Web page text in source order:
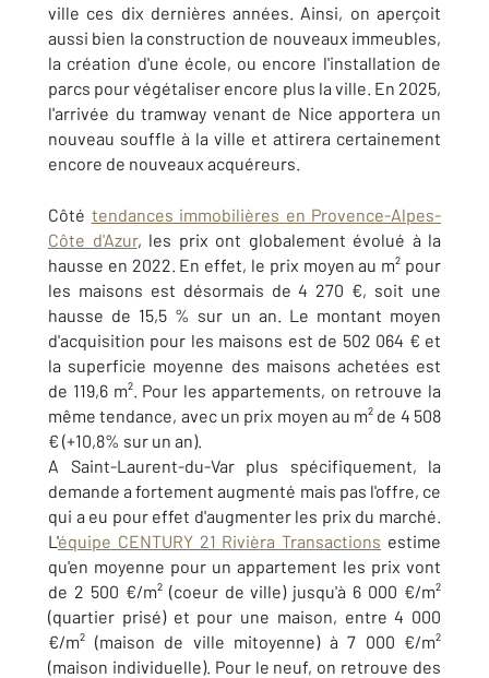
ville ces dix dernières années. Ainsi, on aperçoit
aussi bien la construction de nouveaux immeubles,
la création d'une école, ou encore l'installation de
parcs pour végétaliser encore plus la ville. En 2025,
l'arrivée du tramway venant de Nice apportera un
nouveau souffle à la ville et attirera certainement
encore de nouveaux acquéreurs.
Côté tendances immobilières en Provence-Alpes-
Côte d'Azur, les prix ont globalement évolué à la
hausse en 2022. En effet, le prix moyen au m² pour
les maisons est désormais de 4 270 €, soit une
hausse de 15,5 % sur un an. Le montant moyen
d'acquisition pour les maisons est de 502 064 € et
la superficie moyenne des maisons achetées est
de 119,6 m². Pour les appartements, on retrouve la
même tendance, avec un prix moyen au m² de 4 508
€ (+10,8% sur un an).
A Saint-Laurent-du-Var plus spécifiquement, la
demande a fortement augmenté mais pas l'offre, ce
qui a eu pour effet d'augmenter les prix du marché.
L'équipe CENTURY 21 Rivièra Transactions estime
qu'en moyenne pour un appartement les prix vont
de 2 500 €/m² (coeur de ville) jusqu'à 6 000 €/m²
(quartier prisé) et pour une maison, entre 4 000
€/m² (maison de ville mitoyenne) à 7 000 €/m²
(maison individuelle). Pour le neuf, on retrouve des